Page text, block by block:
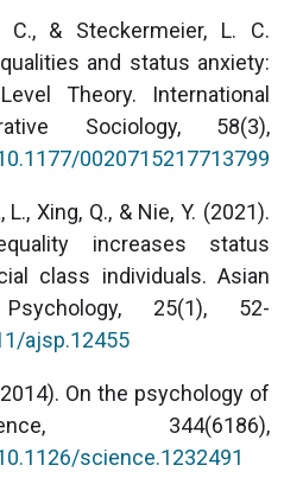
C., & Steckermeier, L. C.
and status anxiety:
Theory. International
Sociology, 58(3),
0020715217713799
L., Xing, Q., & Nie, Y. (2021).
increases status
class individuals. Asian
25(1), 52-
ajsp.12455
On the psychology of
344(6186),
science.1232491